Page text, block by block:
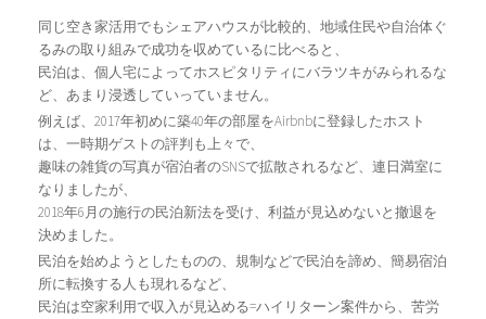
同じ空き家活用でもシェアハウスが比較的、地域住民や自治体ぐ
るみの取り組みで成功を収めているに比べると、
民泊は、個人宅によってホスピタリティにバラツキがみられるな
ど、あまり浸透していっていません。
例えば、2017年初めに築40年の部屋をAirbnbに登録したホスト
は、一時期ゲストの評判も上々で、
趣味の雑貨の写真が宿泊者のSNSで拡散されるなど、連日満室に
なりましたが、
2018年6月の施行の民泊新法を受け、利益が見込めないと撤退を
決めました。
民泊を始めようとしたものの、規制などで民泊を諦め、簡易宿泊
所に転換する人も現れるなど、
民泊は空家利用で収入が見込める=ハイリターン案件から、苦労